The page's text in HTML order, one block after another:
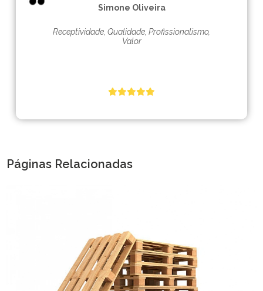
Simone Oliveira
Receptividade, Qualidade, Profissionalismo,
Valor
Páginas Relacionadas